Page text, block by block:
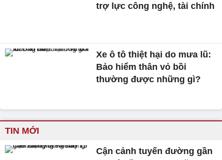
trợ lực công nghệ, tài chính
Xe ô tô thiệt hại do mưa lũ:
Bảo hiểm thân vỏ bồi
thường được những gì?
TIN MỚI
Cận cảnh tuyến đường gần